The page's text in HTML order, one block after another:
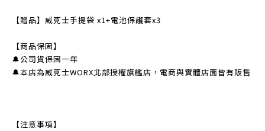
【贈品】威克士手提袋 x1+電池保護套x3
【商品保固】
🔔公司貨保固一年
🔔本店為威克士WORX北部授權旗艦店，電商與實體店面皆有販售
【注意事項】